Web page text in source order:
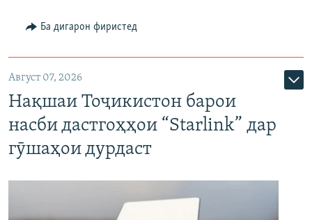
Ба дигарон фиристед
Август 07, 2026
Нақшаи Тоҷикистон барои
насби дастгоҳҳои “Starlink” дар
гӯшаҳои дурдаст